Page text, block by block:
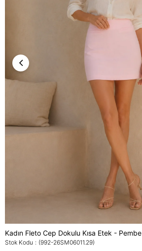
Kadın Fleto Cep Dokulu Kısa Etek - Pembe
Stok Kodu (992-26SM06011.29)